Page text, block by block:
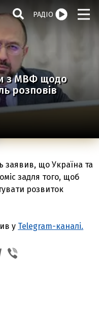
РАДІО
з МВФ щодо
розповів
заявив, що Україна та
задля того, щоб
розвиток
у Telegram-каналі.